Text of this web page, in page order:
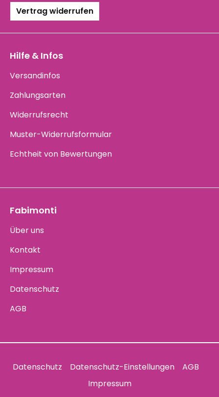
Vertrag widerrufen
Hilfe & Infos
Versandinfos
Zahlungsarten
Widerrufsrecht
Muster-Widerrufsformular
Echtheit von Bewertungen
Fabimonti
Über uns
Kontakt
Impressum
Datenschutz
AGB
Datenschutz Datenschutz-Einstellungen
AGB
Impressum